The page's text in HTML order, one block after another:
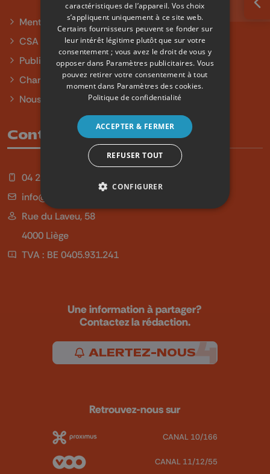
Mentions légales
CSA
Publicité
Charte sur l'égalité et la diversité
Nous contacter
Contact
04 254 99 99
info@qu4tre.be
Rue du Laveu, 58
4000 Liège
TVA : BE 0405.931.241
Une information à partager?
Contactez la rédaction.
ALERTEZ-NOUS
Retrouvez-nous sur
CANAL 10/166
CANAL 11/12/55
caractéristiques de l’appareil. Vos choix
s’appliquent uniquement à ce site web.
Certains fournisseurs peuvent se fonder sur
leur intérêt légitime plutôt que sur votre
consentement ; vous avez le droit de vous y
opposer dans Paramètres publicitaires. Vous
pouvez retirer votre consentement à tout
moment dans Paramètres des cookies.
Politique de confidentialité
ACCEPTER & FERMER
REFUSER TOUT
CONFIGURER